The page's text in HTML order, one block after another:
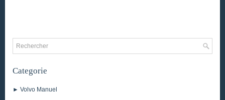
Categorie
► Volvo Manuel